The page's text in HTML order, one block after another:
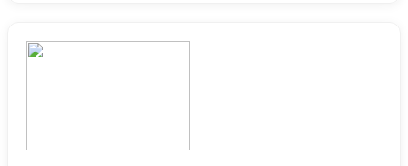
的太岁方位形成了某种微妙的感应、离火九运的深刻影响在
2026年